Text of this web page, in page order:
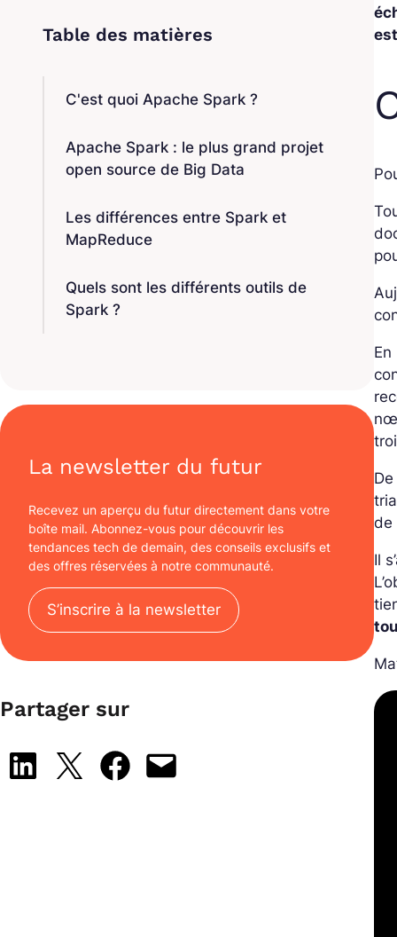
C'est quoi Apache Spark ?
Apache Spark : le plus grand projet
open source de Big Data
Les différences entre Spark et
MapReduce
Quels sont les différents outils de
Spark ?
La newsletter du futur
Recevez un aperçu du futur directement dans votre
boîte mail. Abonnez-vous pour découvrir les
tendances tech de demain, des conseils exclusifs et
des offres réservées à notre communauté.
S’inscrire à la newsletter
Partager sur
Share on LinkedIn
Share on X Share on Facebook
Email this Page
de
Il